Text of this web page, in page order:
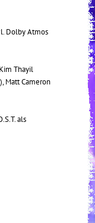
Dolby Atmos
Thayil
Matt Cameron
als